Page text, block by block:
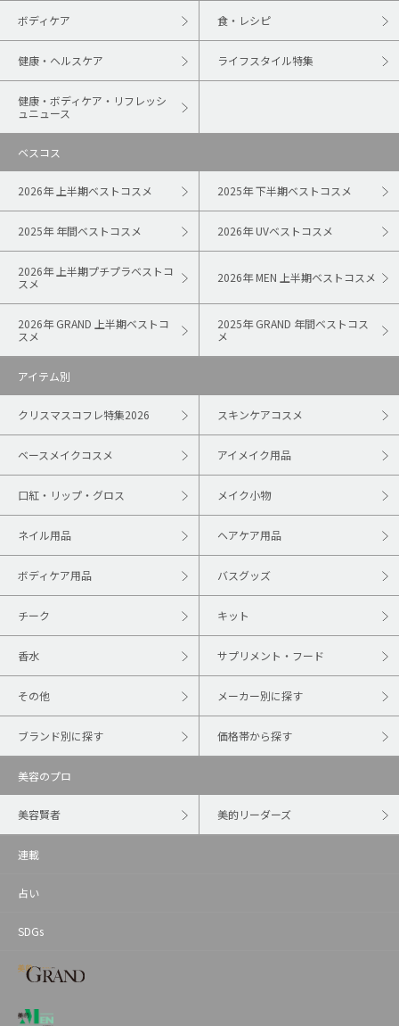
ボディケア 食・レシピ
健康・ヘルスケア ライフスタイル特集
健康・ボディケア・リフレッシ
ュニュース
ベスコス
2026年 上半期ベストコスメ 2025年 下半期ベストコスメ
2025年 年間ベストコスメ 2026年 UVベストコスメ
2026年 上半期プチプラベストコ
スメ
2026年 MEN 上半期ベストコスメ
2026年 GRAND 上半期ベストコ
スメ
2025年 GRAND 年間ベストコス
メ
アイテム別
クリスマスコフレ特集2026 スキンケアコスメ
ベースメイクコスメ アイメイク用品
口紅・リップ・グロス メイク小物
ネイル用品 ヘアケア用品
ボディケア用品 バスグッズ
チーク キット
香水 サプリメント・フード
その他 メーカー別に探す
ブランド別に探す 価格帯から探す
美容のプロ
美容賢者 美的リーダーズ
連載
占い
SDGs